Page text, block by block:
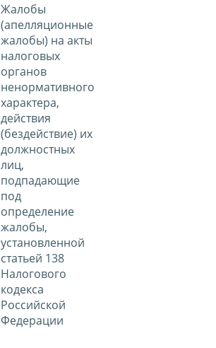
Жалобы
(апелляционные
жалобы) на акты
налоговых
органов
ненормативного
характера,
действия
(бездействие) их
должностных
лиц,
подпадающие
под
определение
жалобы,
установленной
статьей 138
Налогового
кодекса
Российской
Федерации